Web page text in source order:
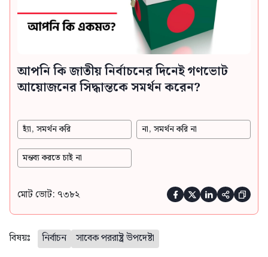
আপনি কি জাতীয় নির্বাচনের দিনেই গণভোট
আয়োজনের সিদ্ধান্তকে সমর্থন করেন?
হ্যাঁ, সমর্থন করি না, সমর্থন করি না
মন্তব্য করতে চাই না
মোট ভোট: ৭৩৮২     
বিষয়ঃ নির্বাচন সাবেক পররাষ্ট্র উপদেষ্টা